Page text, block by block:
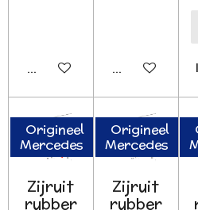
Houd mij op de hoogte
Houd mij op
Origineel
Mercedes
Zijruit
rubber
Origineel
Mercedes
Zijruit
rubber